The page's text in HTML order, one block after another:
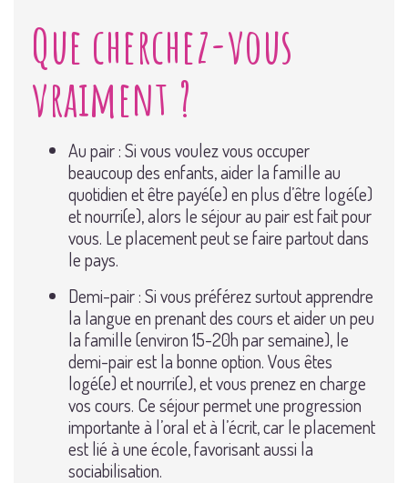
Que cherchez-vous
vraiment ?
Au pair : Si vous voulez vous occuper
beaucoup des enfants, aider la famille au
quotidien et être payé(e) en plus d’être logé(e)
et nourri(e), alors le séjour au pair est fait pour
vous. Le placement peut se faire partout dans
le pays.
Demi-pair : Si vous préférez surtout apprendre
la langue en prenant des cours et aider un peu
la famille (environ 15-20h par semaine), le
demi-pair est la bonne option. Vous êtes
logé(e) et nourri(e), et vous prenez en charge
vos cours. Ce séjour permet une progression
importante à l’oral et à l’écrit, car le placement
est lié à une école, favorisant aussi la
sociabilisation.